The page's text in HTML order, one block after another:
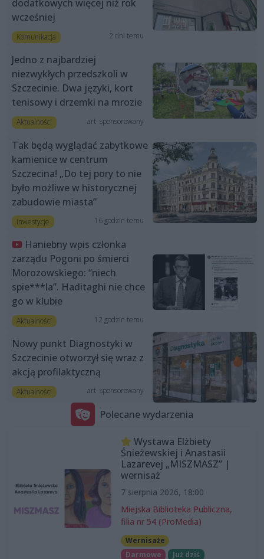
dodatkowych więcej niż rok
wcześniej
Komunikacja 2 dni temu
Jedno z najbardziej
niezwykłych przedszkoli w
Szczecinie. Dwa języki, kort
tenisowy i drzemki na mrozie
Aktualności art. sponsorowany
Tak będą wyglądać zabytkowe
kamienice w centrum
Szczecina! „Do tej pory to nie
było możliwe w historycznej
zabudowie miasta”
Inwestycje 16 godzin temu
Haniebny wpis członka
zarządu Pogoni po śmierci
Morozowskiego: “niech
spie***la”. Haditaghi nie chce
go w klubie
Aktualności 12 godzin temu
Nowy punkt Diagnostyki w
Szczecinie otworzył się wraz z
akcją profilaktyczną
Aktualności art. sponsorowany
Polecane wydarzenia
Wystawa Elżbiety
Śnieżewskiej i Anastasii
Lazarevej „MISZMASZ” |
wernisaż
7 sierpnia 2026, 18:00
Miejska Biblioteka Publiczna,
filia nr 54 (ProMedia)
Wernisaże
Darmowe
Już dziś